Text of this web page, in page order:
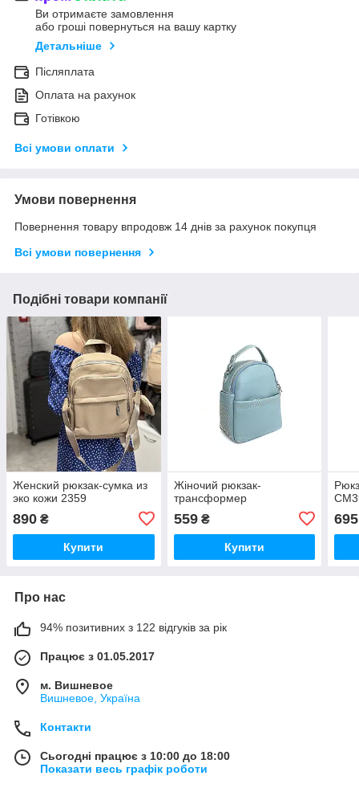
Ви отримаєте замовлення
або гроші повернуться на вашу картку
Детальніше
Післяплата
Оплата на рахунок
Готівкою
Всі умови оплати
Умови повернення
Повернення товару впродовж 14 днів за рахунок покупця
Всі умови повернення
Подібні товари компанії
Женский рюкзак-сумка из
эко кожи 2359
890 ₴
Купити
Жіночий рюкзак-
трансформер
559₴
Купити
695
Про нас
94% позитивних з 122 відгуків за рік
Працює з 01.05.2017
м. Вишневое
Вишневое, Україна
Контакти
Сьогодні працює з 10:00 до 18:00
Показати весь графік роботи